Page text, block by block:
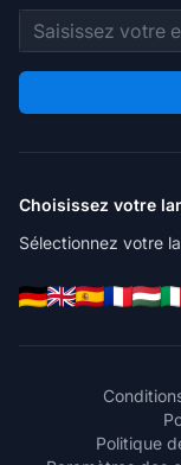
Adresse e-mail
Choisissez votre
Sélectionnez votre
Politique